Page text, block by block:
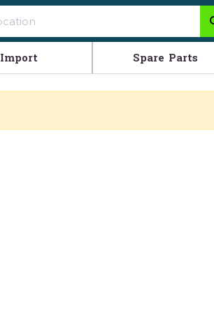
Import Spare Parts